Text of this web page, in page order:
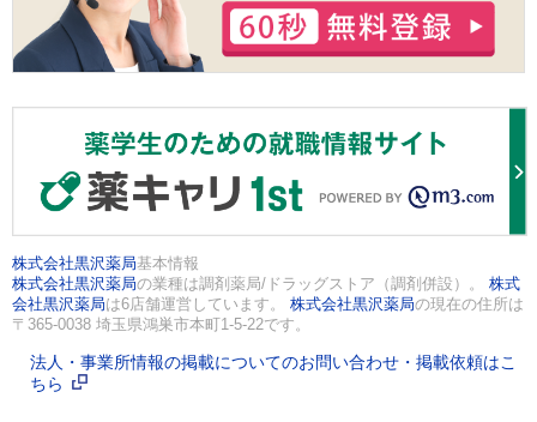
株式会社黒沢薬局基本情報
株式会社黒沢薬局の業種は調剤薬局/ドラッグストア（調剤併設）。 株式
会社黒沢薬局は6店舗運営しています。 株式会社黒沢薬局の現在の住所は
〒365-0038 埼玉県鴻巣市本町1-5-22です。
法人・事業所情報の掲載についてのお問い合わせ・掲載依頼はこ
ちら